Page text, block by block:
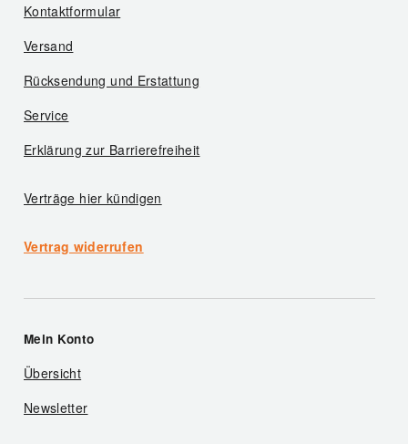
Kontaktformular
Versand
Rücksendung und Erstattung
Service
Erklärung zur Barrierefreiheit
Verträge hier kündigen
Vertrag widerrufen
Mein Konto
Übersicht
Newsletter